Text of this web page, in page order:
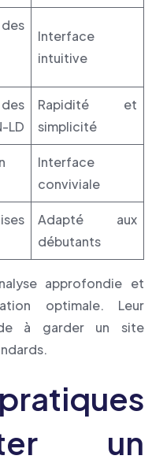
Interface
intuitive
LD
Rapidité et
simplicité
Interface
conviviale
Adapté aux
débutants
approfondie et
optimale. Leur
à garder un site
un